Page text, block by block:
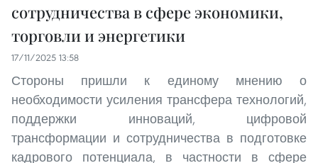
сотрудничества в сфере экономики,
торговли и энергетики
17/11/2025 13:58
Стороны пришли к единому мнению о
необходимости усиления трансфера технологий,
поддержки инноваций, цифровой
трансформации и сотрудничества в подготовке
кадрового потенциала, в частности в сфере